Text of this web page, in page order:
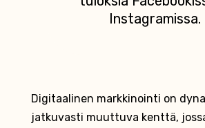
Instagramissa.
Digitaalinen markkinointi on
jatkuvasti muuttuva kenttä,